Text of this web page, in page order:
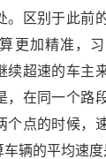
。区别于此前
更加精准，
续超速的车主
，在同一个路
个点的时候，
辆的平均速度